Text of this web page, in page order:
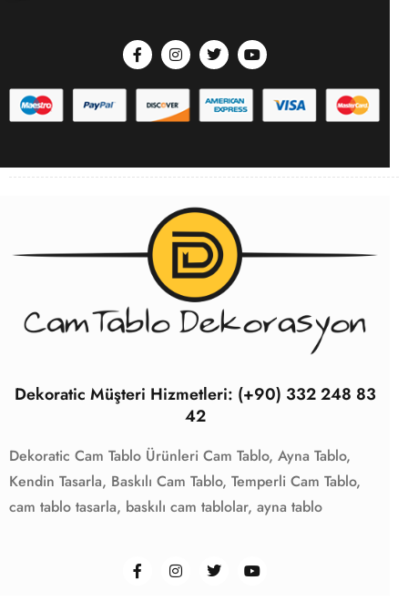
Dekoratic Müşteri Hizmetleri: (+90) 332 248 83
42
Dekoratic Cam Tablo Ürünleri Cam Tablo, Ayna Tablo,
Kendin Tasarla, Baskılı Cam Tablo, Temperli Cam Tablo,
cam tablo tasarla, baskılı cam tablolar, ayna tablo